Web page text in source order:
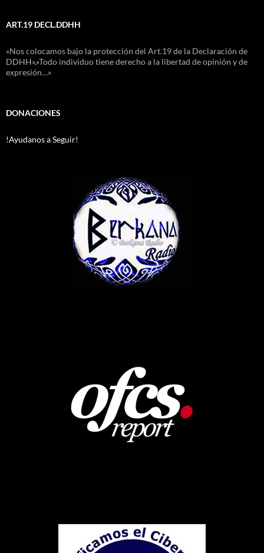
ART.19 DECL.DDHH
«Nos colocamos bajo la protección del Art.19 de la Declaración de
DDHH»,»Todo individuo tiene derecho a la libertad de opinión y de
expresión…»
DONACIONES
!Ayudanos a Seguir!